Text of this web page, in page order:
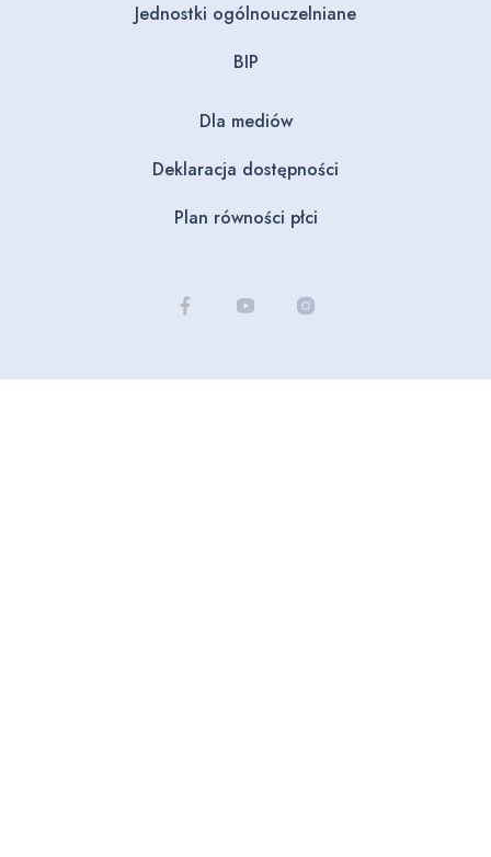
Jednostki ogólnouczelniane
BIP
Dla mediów
Deklaracja dostępności
Plan równości płci